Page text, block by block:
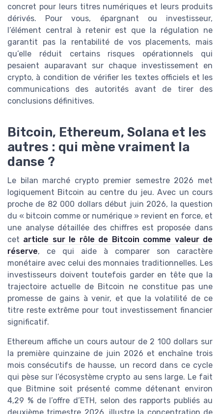
concret pour leurs titres numériques et leurs produits
dérivés. Pour vous, épargnant ou investisseur,
l’élément central à retenir est que la régulation ne
garantit pas la rentabilité de vos placements, mais
qu’elle réduit certains risques opérationnels qui
pesaient auparavant sur chaque investissement en
crypto, à condition de vérifier les textes officiels et les
communications des autorités avant de tirer des
conclusions définitives.
Bitcoin, Ethereum, Solana et les
autres : qui mène vraiment la
danse ?
Le bilan marché crypto premier semestre 2026 met
logiquement Bitcoin au centre du jeu. Avec un cours
proche de 82 000 dollars début juin 2026, la question
du « bitcoin comme or numérique » revient en force, et
une analyse détaillée des chiffres est proposée dans
cet article sur le rôle de Bitcoin comme valeur de
réserve, ce qui aide à comparer son caractère
monétaire avec celui des monnaies traditionnelles. Les
investisseurs doivent toutefois garder en tête que la
trajectoire actuelle de Bitcoin ne constitue pas une
promesse de gains à venir, et que la volatilité de ce
titre reste extrême pour tout investissement financier
significatif.
Ethereum affiche un cours autour de 2 100 dollars sur
la première quinzaine de juin 2026 et enchaîne trois
mois consécutifs de hausse, un record dans ce cycle
qui pèse sur l’écosystème crypto au sens large. Le fait
que Bitmine soit présenté comme détenant environ
4,29 % de l’offre d’ETH, selon des rapports publiés au
deuxième trimestre 2026, illustre la concentration de